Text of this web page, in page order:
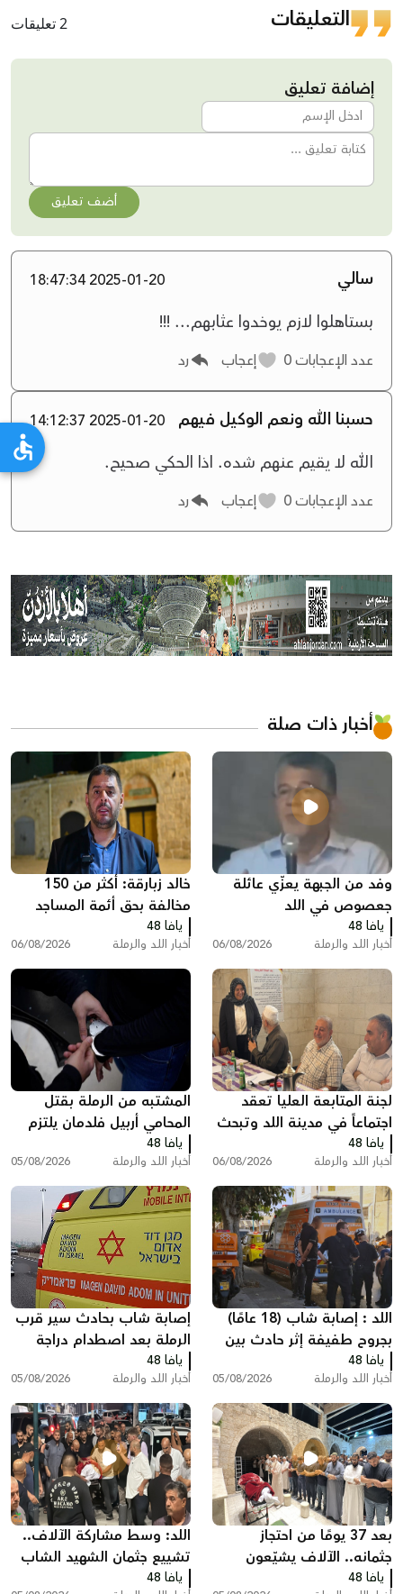
التعليقات 2 تعليقات
إضافة تعليق
أضف تعليق
سالي 2025-01-20 18:47:34
بستاهلوا لازم يوخدوا عثابهم... !!!
عدد الإعجابات إعجاب رد
حسبنا الله ونعم الوكيل فيهم 2025-01-20 14:12:37
الله لا يقيم عنهم شده. اذا الحكي صحيح.
عدد الإعجابات إعجاب رد
أخبار ذات صلة
وفد من الجبهة يعزّي عائلة
جعصوص في اللد
يافا 48
أخبار اللد والرملة 06/08/2026
خالد زبارقة: أكثر من 150
مخالفة بحق أئمة المساجد
بسبب رفع الأذان في اللد
يافا 48
أخبار اللد والرملة 06/08/2026
لجنة المتابعة العليا تعقد
اجتماعاً في مدينة اللد وتبحث
ملفات الجريمة والعنف
يافا 48
أخبار اللد والرملة 06/08/2026
المشتبه من الرملة بقتل
المحامي أربيل فلدمان يلتزم
الصمت في التحقيق ويقول:
"أنا مريض نفسيًا"
يافا 48
أخبار اللد والرملة 05/08/2026
اللد : إصابة شاب (18 عامًا)
بجروح طفيفة إثر حادث بين
مركبة وشاحنة سحب
يافا 48
أخبار اللد والرملة 05/08/2026
إصابة شاب بحادث سير قرب
الرملة بعد اصطدام دراجة
نارية بسيارة
يافا 48
أخبار اللد والرملة 05/08/2026
بعد 37 يومًا من احتجاز
جثمانه.. الآلاف يشيّعون
المغدور سامي أحمد
يافا 48
اللد: وسط مشاركة الآلاف..
تشييع جثمان الشهيد الشاب
سامي جعصوص
يافا 48